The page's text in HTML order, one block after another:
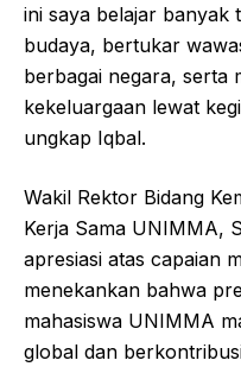
ini saya belajar banyak
budaya, bertukar
berbagai negara, serta
kekeluargaan lewat
ungkap Iqbal.
Wakil Rektor Bidang
Kerja Sama UNIMMA,
apresiasi atas capaian
menekankan bahwa
mahasiswa UNIMMA
global dan